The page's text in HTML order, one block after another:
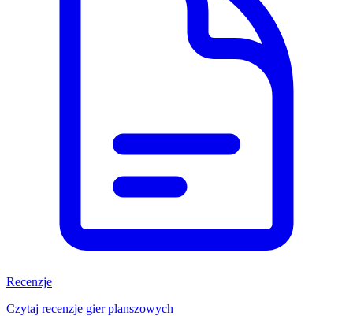
Recenzje
Czytaj recenzje gier planszowych